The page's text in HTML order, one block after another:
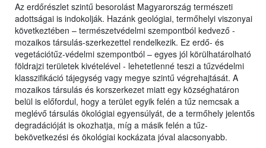
Az erdőrészlet szintű besorolást Magyarország természeti
adottságai is indokolják. Hazánk geológiai, termőhelyi viszonyai
következtében – természetvédelmi szempontból kedvező -
mozaikos társulás-szerkezettel rendelkezik. Ez erdő- és
vegetációtűz-védelmi szempontból – egyes jól körülhatárolható
földrajzi területek kivételével - lehetetlenné teszi a tűzvédelmi
klasszifikáció tájegység vagy megye szintű végrehajtását. A
mozaikos társulás és korszerkezet miatt egy községhatáron
belül is előfordul, hogy a terület egyik felén a tűz nemcsak a
meglévő társulás ökológiai egyensúlyát, de a termőhely jelentős
degradációját is okozhatja, míg a másik felén a tűz-
bekövetkezési és ökológiai kockázata jóval alacsonyabb.